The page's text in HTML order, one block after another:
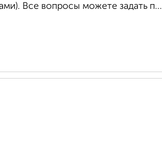
Все вопросы можете задать п...